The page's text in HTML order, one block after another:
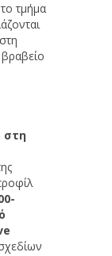
τμήμα
στη